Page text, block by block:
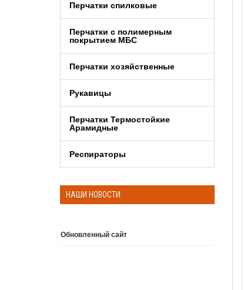
Перчатки спилковые
Перчатки с полимерным
покрытием МБС
Перчатки хозяйственные
Рукавицы
Перчатки Термостойкие
Арамидные
Респираторы
НАШИ НОВОСТИ
Обновленный сайт